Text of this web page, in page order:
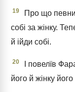
19
Про що
собі за жінку.
й ійди собі.
20
І повелїв
його й жінку